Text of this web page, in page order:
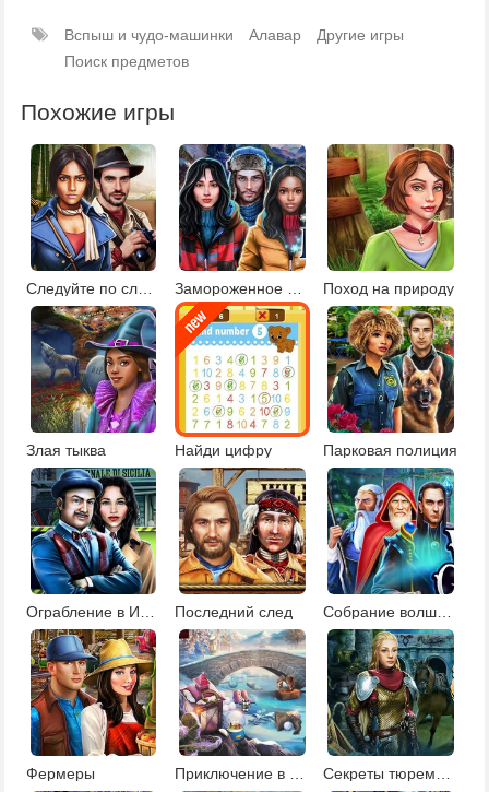
Вспыш и чудо-машинки Алавар
Другие игры
Поиск предметов
Похожие игры
Следуйте по следам Поход на природу
Злая тыква Найди цифру Парковая полиция
Последний след Собрание волшебников
Фермеры